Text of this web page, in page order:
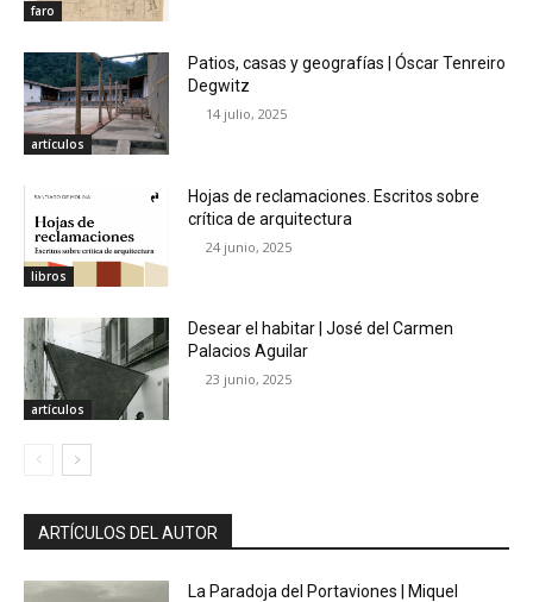
faro
artículos
Patios, casas y geografías | Óscar Tenreiro
Degwitz
14 julio, 2025
libros
Hojas de reclamaciones. Escritos sobre
crítica de arquitectura
24 junio, 2025
artículos
Desear el habitar | José del Carmen
Palacios Aguilar
23 junio, 2025
ARTÍCULOS DEL AUTOR
La Paradoja del Portaviones | Miquel